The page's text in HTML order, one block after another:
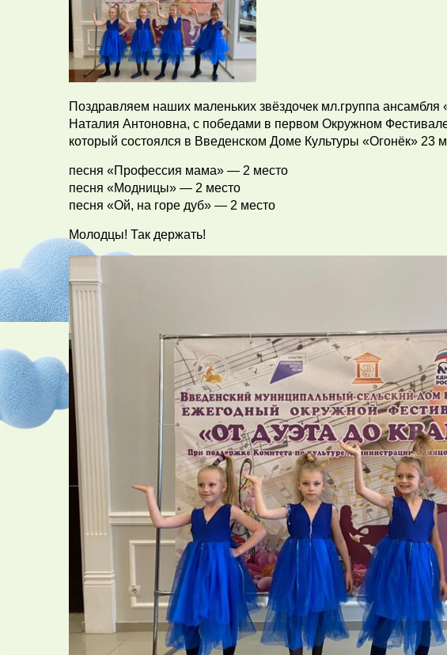
Поздравляем наших маленьких звёздочек мл.группа ансамбля
Наталия Антоновна, с победами в первом Окружном
который состоялся в Введенском Доме Культуры «Огонёк» 23
песня «Профессия мама» — 2 место
песня «Модницы» — 2 место
песня «Ой, на горе дуб» — 2 место
Молодцы! Так держать!